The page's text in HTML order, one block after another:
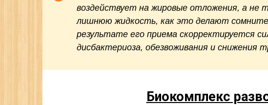
воздействует на жировые отложения, а не
лишнюю жидкость, как это делают
результате его приема скорректируется
дисбактериоза, обезвоживания и снижения
Биокомплекс